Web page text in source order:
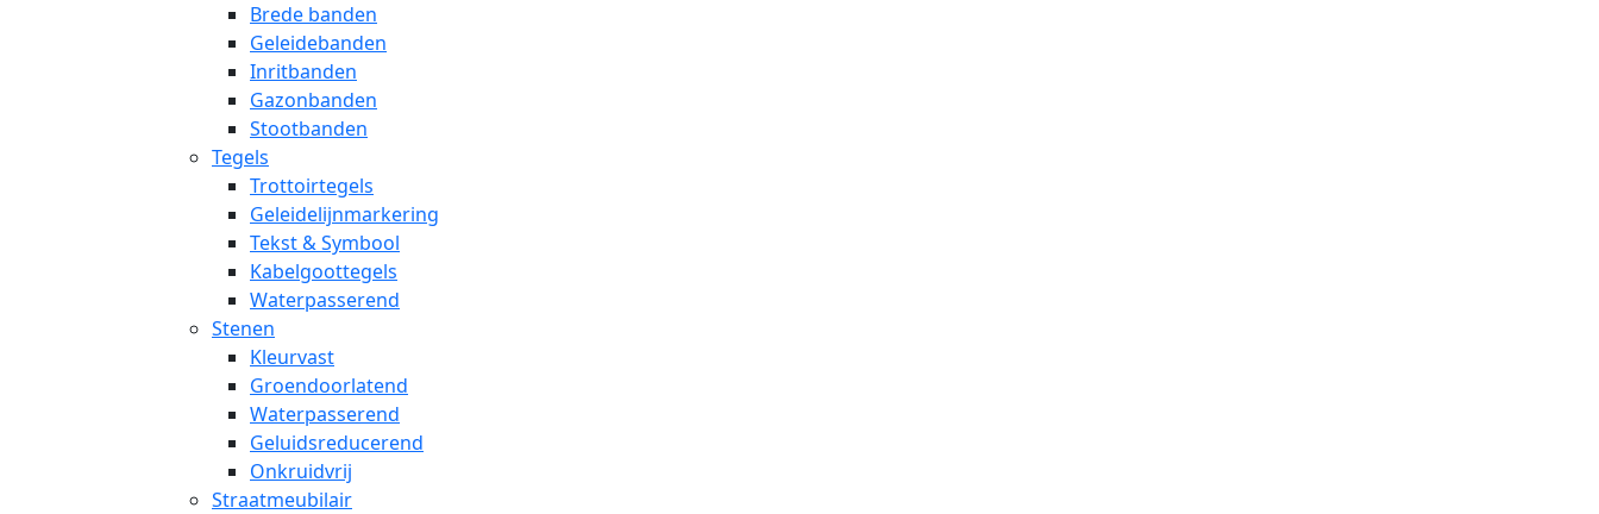
Brede banden
Geleidebanden
Inritbanden
Gazonbanden
Stootbanden
Tegels
Trottoirtegels
Geleidelijnmarkering
Tekst & Symbool
Kabelgoottegels
Waterpasserend
Stenen
Kleurvast
Groendoorlatend
Waterpasserend
Geluidsreducerend
Onkruidvrij
Straatmeubilair